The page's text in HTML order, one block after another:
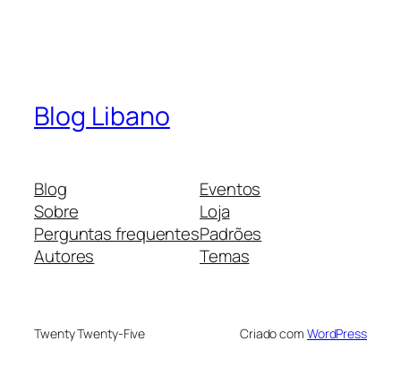
Blog Libano
Blog
Sobre
Perguntas frequentes
Autores
Eventos
Loja
Padrões
Temas
Twenty Twenty-Five Criado com WordPress